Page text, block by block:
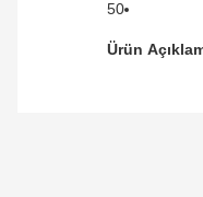
50
Ürün